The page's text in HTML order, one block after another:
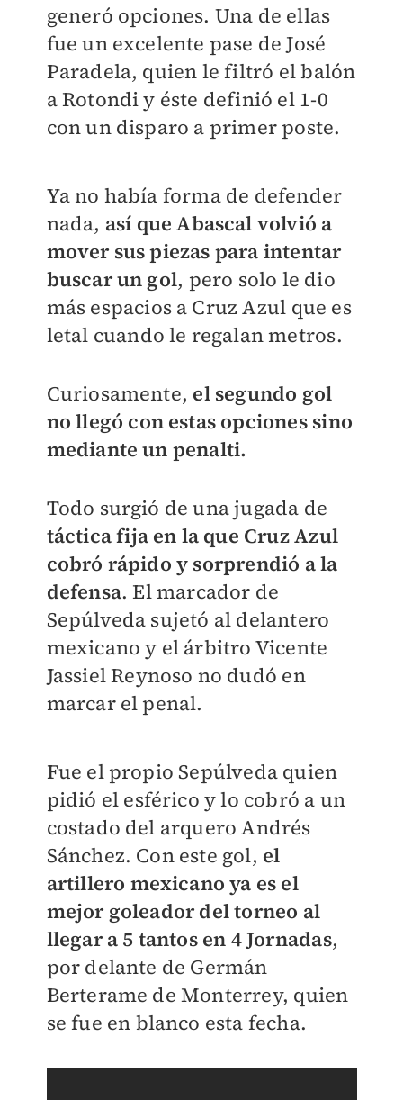
generó opciones. Una de ellas
fue un excelente pase de José
Paradela, quien le filtró el balón
a Rotondi y éste definió el 1-0
con un disparo a primer poste.
Ya no había forma de defender
nada, así que Abascal volvió a
mover sus piezas para intentar
buscar un gol, pero solo le dio
más espacios a Cruz Azul que es
letal cuando le regalan metros.
Curiosamente, el segundo gol
no llegó con estas opciones sino
mediante un penalti.
Todo surgió de una jugada de
táctica fija en la que Cruz Azul
cobró rápido y sorprendió a la
defensa. El marcador de
Sepúlveda sujetó al delantero
mexicano y el árbitro Vicente
Jassiel Reynoso no dudó en
marcar el penal.
Fue el propio Sepúlveda quien
pidió el esférico y lo cobró a un
costado del arquero Andrés
Sánchez. Con este gol, el
artillero mexicano ya es el
mejor goleador del torneo al
llegar a 5 tantos en 4 Jornadas,
por delante de Germán
Berterame de Monterrey, quien
se fue en blanco esta fecha.